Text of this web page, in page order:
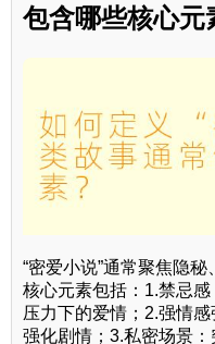
包含哪些核心元
“密爱小说”通常聚焦隐
核心元素包括：1.禁忌
压力下的爱情；2.强情
强化剧情；3.私密场景